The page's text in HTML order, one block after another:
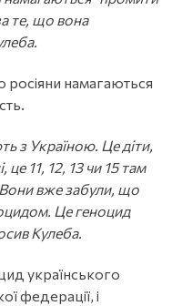
те, що вона
намагаються
з Україною. Це діти,
це 11, 12, 13 чи 15 там
Вони вже забули, що
Це геноцид
Кулеба.
українського
федерації, і